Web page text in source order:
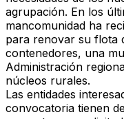
agrupación. En los
mancomunidad ha
para renovar su flota
contenedores, una
Administración
núcleos rurales.
Las entidades
convocatoria tienen